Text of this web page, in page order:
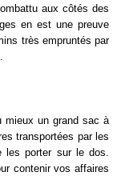
aux côtés des
en est une preuve
très empruntés par
mieux un grand sac à
transportées par les
les porter sur le dos.
contenir vos affaires